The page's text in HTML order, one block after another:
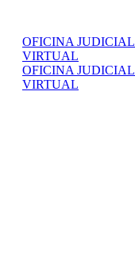
OFICINA JUDICIAL
VIRTUAL
OFICINA JUDICIAL
VIRTUAL